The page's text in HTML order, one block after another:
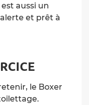
aussi un
et prêt à
le Boxer